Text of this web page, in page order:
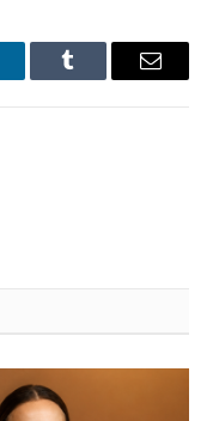
Tumblr Имэйл